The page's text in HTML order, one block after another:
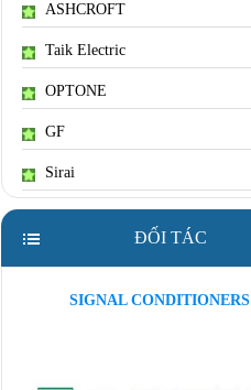
ASHCROFT
Taik Electric
OPTONE
GF
Sirai
ĐỐI TÁC
SIGNAL CONDITIONERS